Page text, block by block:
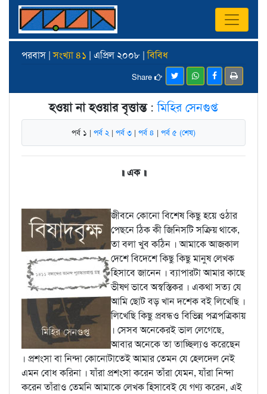
পরবাস |সংখ্যা ৪১ | এপ্রিল ২০০৮ |বিবিধ
Share
হওয়া না হওয়ার বৃত্তান্ত:মিহির সেনগুপ্ত
পর্ব ১ | পর্ব ২ | পর্ব ৩ | পর্ব ৪ | পর্ব ৫ (শেষ)
॥ এক ॥
জীবনে কোনো বিশেষ কিছু হয়ে ওঠার
পেছনে ঠিক কী জিনিসটি সক্রিয় থাকে,
তা বলা খুব কঠিন । আমাকে আজকাল
দেশে বিদেশে কিছু কিছু মানুষ লেখক
হিসাবে জানেন । ব্যাপারটা আমার কাছে
ভীষণ ভাবে অস্বস্তিকর । একথা সত্য যে
আমি ছোট বড় খান দশেক বই লিখেছি ।
লিখেছি কিছু প্রবন্ধও বিভিন্ন পত্রপত্রিকায়
। সেসব অনেকেরই ভাল লেগেছে,
আবার অনেকে তা তাচ্ছিল্যও করেছেন
। প্রশংসা বা নিন্দা কোনোটাতেই আমার তেমন যে হেলদেল নেই
এমন বোধ করিনা । যাঁরা প্রশংসা করেন তাঁরা যেমন, যাঁরা নিন্দা
করেন তাঁরাও তেমনি আমাকে লেখক হিসাবেই যে গণ্য করেন, এই